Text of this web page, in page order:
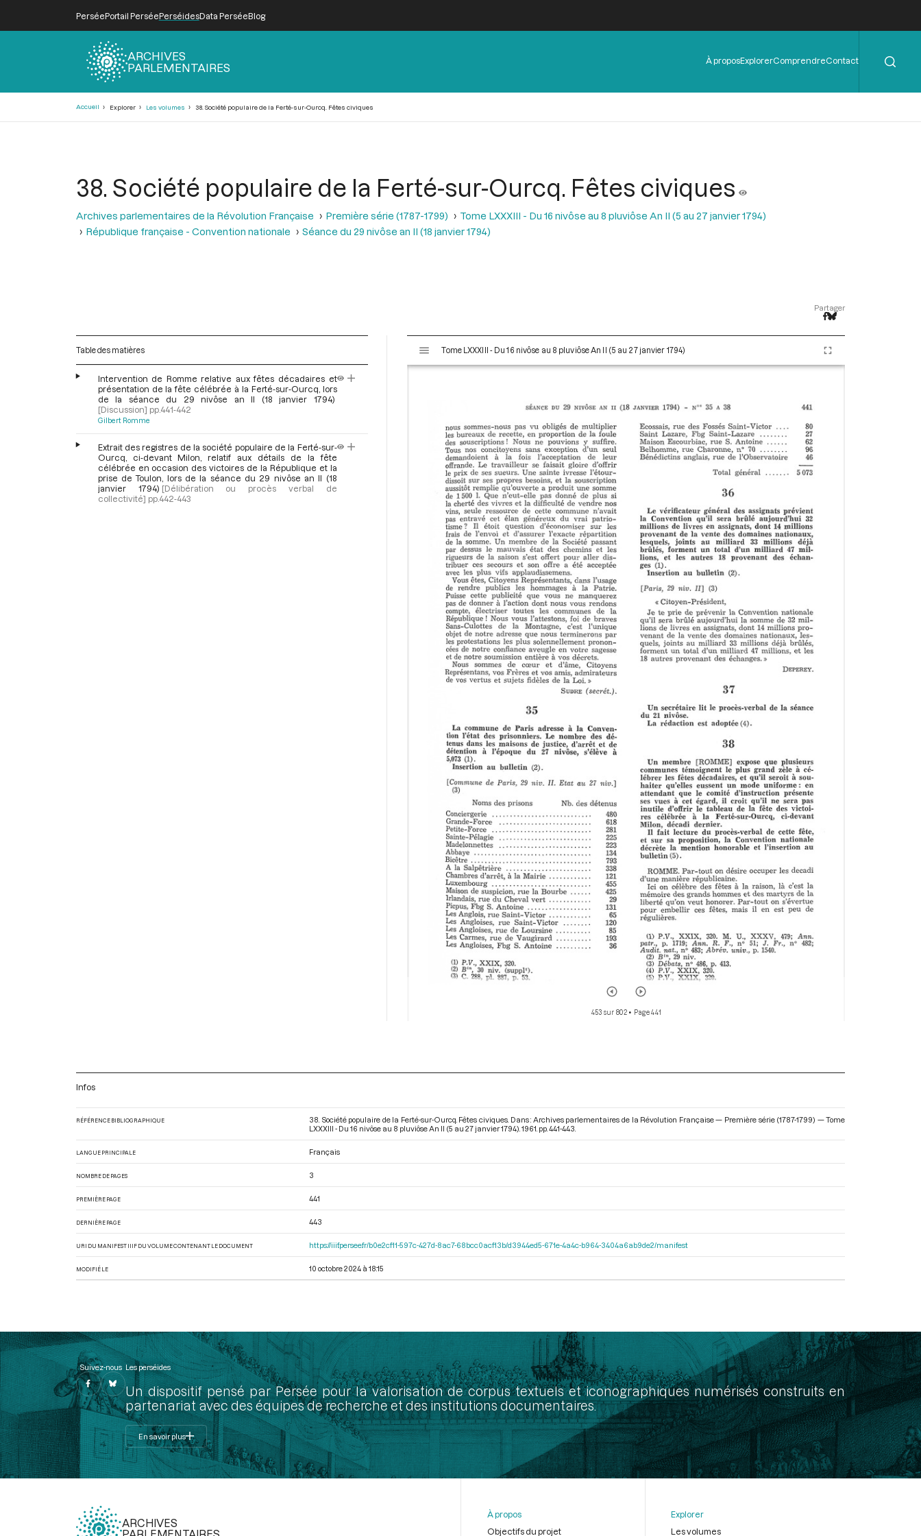
PerséePortail PerséePerséidesData PerséeBlog
ARCHIVES
PARLEMENTAIRES
Menu
de
À proposExplorerComprendreContact
Accueil Explorer Les volumes 38. Société populaire de la Ferté-sur-Ourcq. Fêtes civiques
38. Société populaire de la Ferté-sur-Ourcq. Fêtes civiques
Archives parlementaires de la Révolution Française Première série (1787-1799)
Tome LXXXIII - Du 16 nivôse au 8 pluviôse An II (5 au 27 janvier 1794)
République française - Convention nationale
Séance du 29 nivôse an II (18 janvier 1794)
Partager
Table des matières
Intervention de Romme relative aux fêtes décadaires et
présentation de la fête célébrée à la Ferté-sur-Ourcq, lors
de la séance du 29 nivôse an II (18 janvier 1794)
[Discussion] pp.441-442
Gilbert Romme
Extrait des registres de la société populaire de la Ferté-sur-
Ourcq, ci-devant Milon, relatif aux détails de la fête
célébrée en occasion des victoires de la République et la
prise de Toulon, lors de la séance du 29 nivôse an II (18
janvier 1794) [Délibération ou procès verbal de
collectivité] pp.442-443
s
Tome LXXXIII - Du 16 nivôse au 8 pluviôse An II (5 au 27 janvier 1794)
453 sur 802• Page 441
Infos
RÉFÉRENCE BIBLIOGRAPHIQUE
38. Société populaire de la Ferté-sur-Ourcq. Fêtes civiques. Dans : Archives parlementaires de la Révolution Française — Première série (1787-1799) — Tome
LXXXIII - Du 16 nivôse au 8 pluviôse An II (5 au 27 janvier 1794) . 1961. pp. 441-443.
LANGUE PRINCIPALE Français
NOMBRE DE PAGES 3
PREMIÈRE PAGE 441
DERNIÈRE PAGE 443
URI DU MANIFEST IIIF DU VOLUME CONTENANT LE DOCUMENT https://iiif.persee.fr/b0e2cf11-597c-427d-8ac7-68bcc0acf13b/d3944ed5-671e-4a4c-b964-3404a6ab9de2/manifest
MODIFIÉ LE 10 octobre 2024 à 18:15
Suivez-nous Les perséides
Un dispositif pensé par Persée pour la valorisation de corpus textuels et iconographiques numérisés construits en
partenariat avec des équipes de recherche et des institutions documentaires.
En savoir plus
ARCHIVES
À propos
Objectifs du projet
Explorer
Les volumes